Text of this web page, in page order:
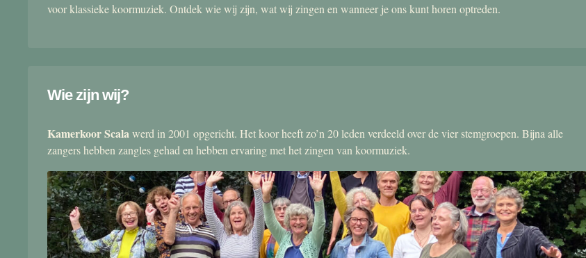
voor klassieke koormuziek. Ontdek wie wij zijn, wat wij zingen en wanneer je ons kunt horen optreden.
Wie zijn wij?
Kamerkoor Scalawerd in 2001 opgericht. Het koor heeft zo’n 20 leden verdeeld over de vier stemgroepen. Bijna alle
zangers hebben zangles gehad en hebben ervaring met het zingen van koormuziek.